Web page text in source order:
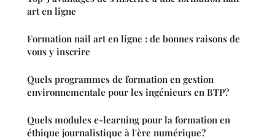
art en ligne
Formation nail art en ligne : de bonnes raisons de
vous y inscrire
Quels programmes de formation en gestion
environnementale pour les ingénieurs en BTP?
Quels modules e-learning pour la formation en
éthique journalistique à l'ère numérique?